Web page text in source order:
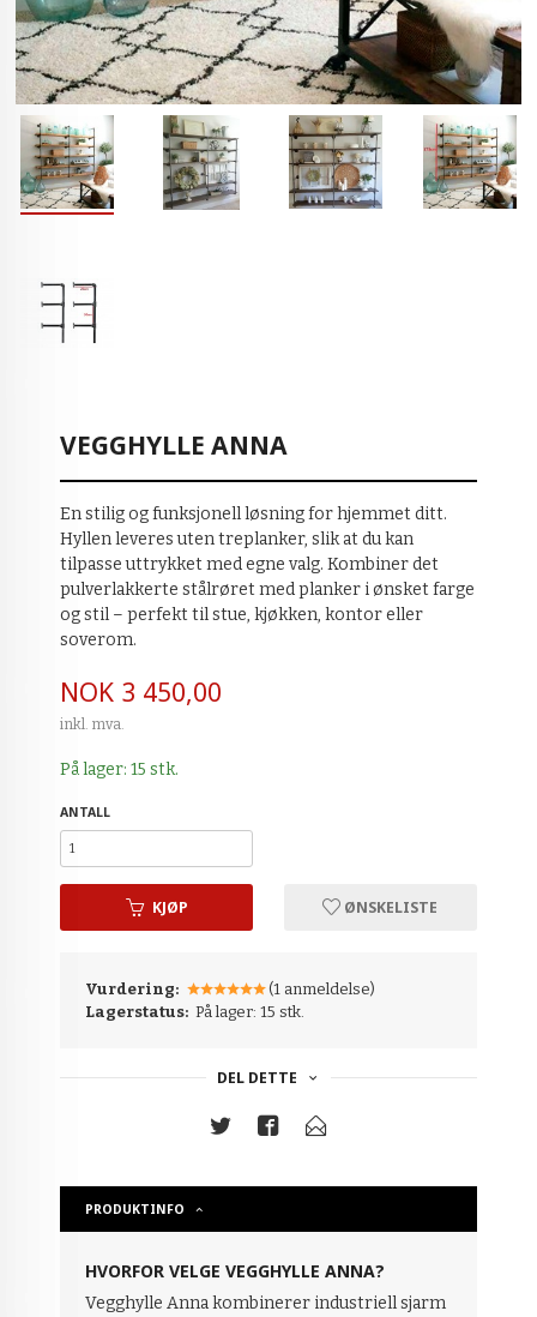
VEGGHYLLE ANNA
En stilig og funksjonell løsning for hjemmet ditt.
Hyllen leveres uten treplanker, slik at du kan
tilpasse uttrykket med egne valg. Kombiner det
pulverlakkerte stålrøret med planker i ønsket farge
og stil – perfekt til stue, kjøkken, kontor eller
soverom.
Pris
NOK 3 450,00
inkl. mva.
På lager: 15 stk.
ANTALL
KJØP ØNSKELISTE
Vurdering:
(1 anmeldelse)
Lagerstatus: På lager: 15 stk.
DEL DETTE
PRODUKTINFO
HVORFOR VELGE VEGGHYLLE ANNA?
Vegghylle Anna kombinerer industriell sjarm